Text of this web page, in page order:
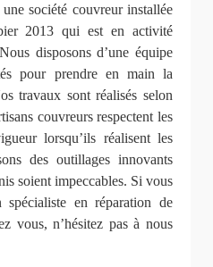
société couvreur installée
2013 qui est en activité
disposons d’une équipe
pour prendre en main la
travaux sont réalisés selon
couvreurs respectent les
lorsqu’ils réalisent les
des outillages innovants
soient impeccables. Si vous
spécialiste en réparation de
vous, n’hésitez pas à nous